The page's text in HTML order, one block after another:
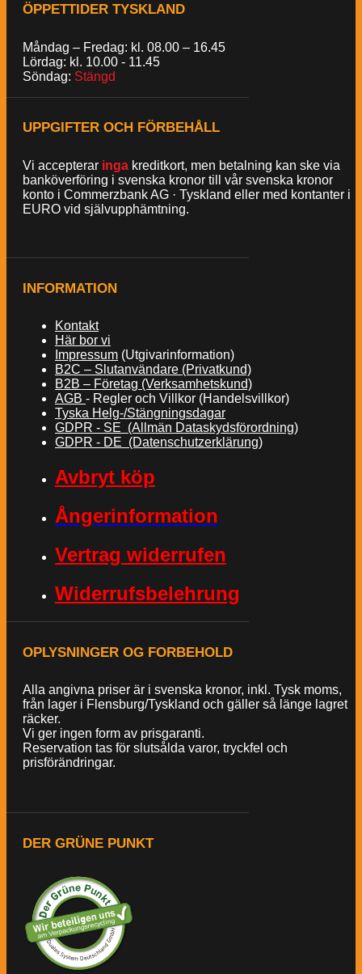
ÖPPETTIDER TYSKLAND
Måndag – Fredag: kl. 08.00 – 16.45
Lördag: kl. 10.00 - 11.45
Söndag: Stängd
UPPGIFTER OCH FÖRBEHÅLL
Vi accepterar inga kreditkort, men betalning kan ske via
banköverföring i svenska kronor till vår svenska kronor
konto i Commerzbank AG · Tyskland eller med kontanter i
EURO vid självupphämtning.
INFORMATION
Kontakt
Här bor vi
Impressum (Utgivarinformation)
B2C – Slutanvändare (Privatkund)
B2B – Företag (Verksamhetskund)
AGB - Regler och Villkor (Handelsvillkor)
Tyska Helg-/Stängningsdagar
GDPR - SE (Allmän Dataskydsförordning)
GDPR - DE (Datenschutzerklärung)
Avbryt köp
Ångerinformation
Vertrag widerrufen
Widerrufsbelehrung
OPLYSNINGER OG FORBEHOLD
Alla angivna priser är i svenska kronor, inkl. Tysk moms,
från lager i Flensburg/Tyskland och gäller så länge lagret
räcker.
Vi ger ingen form av prisgaranti.
Reservation tas för slutsålda varor, tryckfel och
prisförändringar.
DER GRÜNE PUNKT